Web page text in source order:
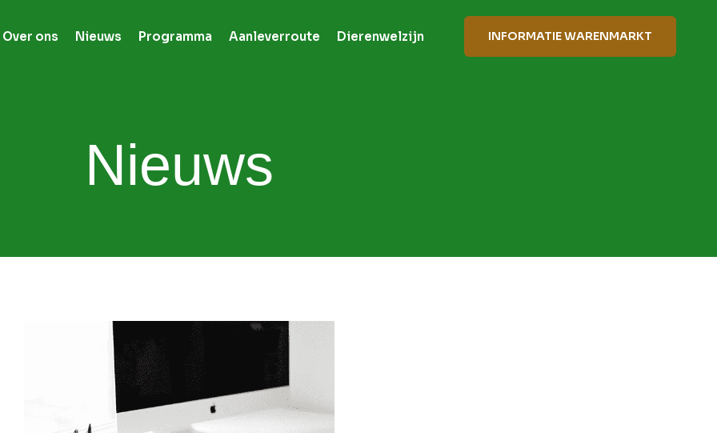
Over ons Nieuws Programma Aanleverroute Dierenwelzijn INFORMATIE WARENMARKT
Nieuws